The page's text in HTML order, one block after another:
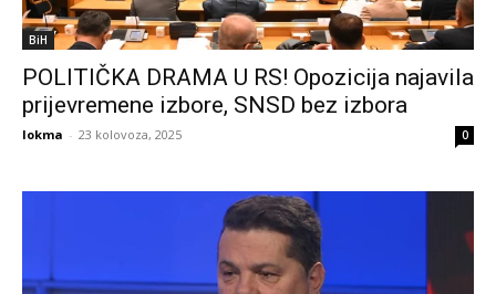
BiH
POLITIČKA DRAMA U RS! Opozicija najavila
prijevremene izbore, SNSD bez izbora
lokma - 23 kolovoza, 2025 0